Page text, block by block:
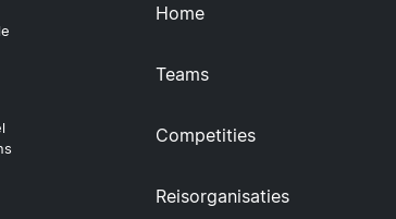
Home
Teams
Competities
Reisorganisaties